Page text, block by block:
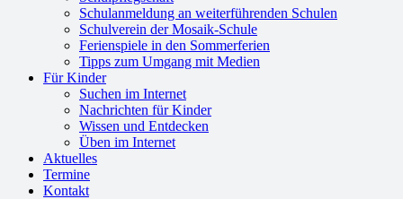
Schulanmeldung an weiterführenden Schulen
Schulverein der Mosaik-Schule
Ferienspiele in den Sommerferien
Tipps zum Umgang mit Medien
Für Kinder
Suchen im Internet
Nachrichten für Kinder
Wissen und Entdecken
Üben im Internet
Aktuelles
Termine
Kontakt